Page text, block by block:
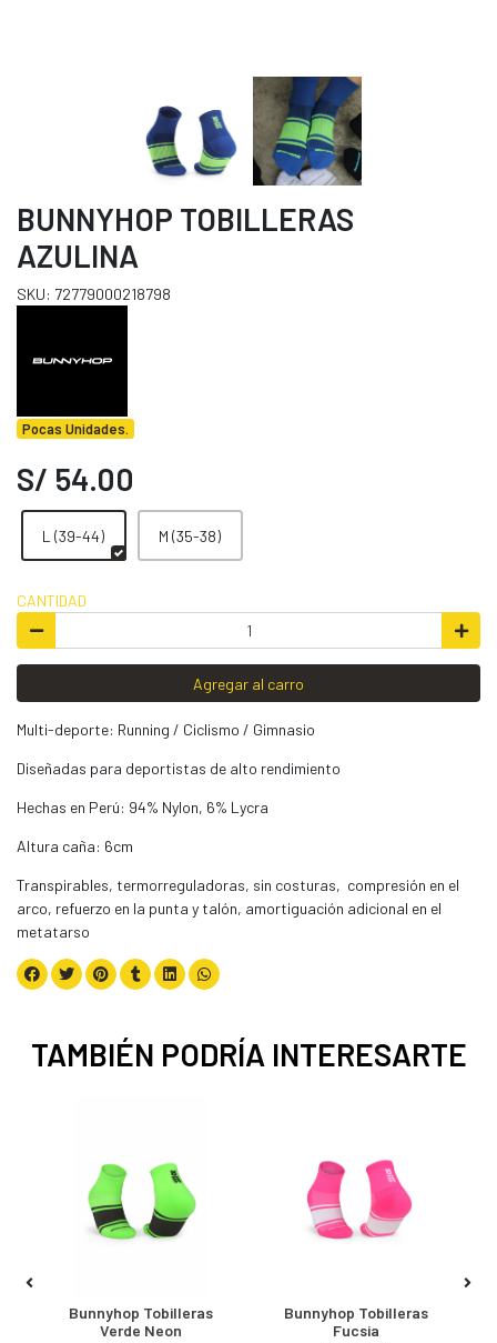
BUNNYHOP TOBILLERAS
AZULINA
SKU: 72779000218798
Pocas Unidades.
S/ 54.00
L (39-44) M (35-38)
CANTIDAD
Agregar al carro
Multi-deporte: Running / Ciclismo / Gimnasio
Diseñadas para deportistas de alto rendimiento
Hechas en Perú: 94% Nylon, 6% Lycra
Altura caña: 6cm
Transpirables, termorreguladoras, sin costuras, compresión en el
arco, refuerzo en la punta y talón, amortiguación adicional en el
metatarso
TAMBIÉN PODRÍA INTERESARTE
Bunnyhop Tobilleras
Verde Neon
Bunnyhop Tobilleras
Fucsia